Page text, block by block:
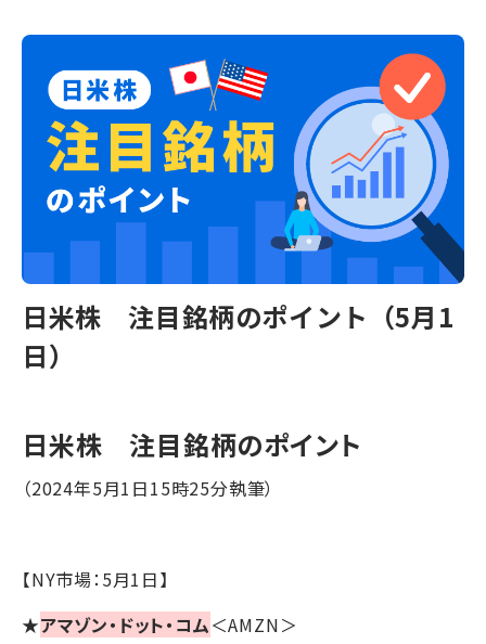
日米株 注目銘柄のポイント（5月1
日）
日米株 注目銘柄のポイント
（2024年5月1日15時25分執筆）
【NY市場：5月1日】
★アマゾン・ドット・コム＜AMZN＞